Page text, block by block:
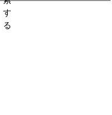
す
る